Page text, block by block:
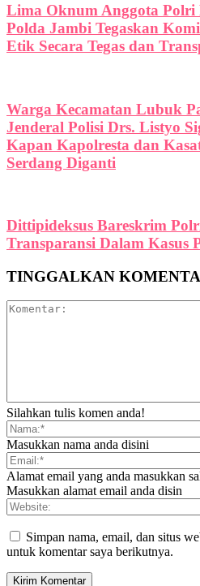
Lima Oknum Anggota
Polda Jambi Tegaskan
Etik Secara Tegas dan
Warga Kecamatan Lubuk
Jenderal Polisi Drs. Listyo
Kapan Kapolresta dan
Serdang Diganti
Dittipideksus Bareskrim
Transparansi Dalam Kasus
TINGGALKAN
Silahkan tulis komen anda!
Masukkan nama anda disini
Alamat email yang anda masukkan
Masukkan alamat email anda disin
Simpan nama, email, dan situs
untuk komentar saya berikutnya.